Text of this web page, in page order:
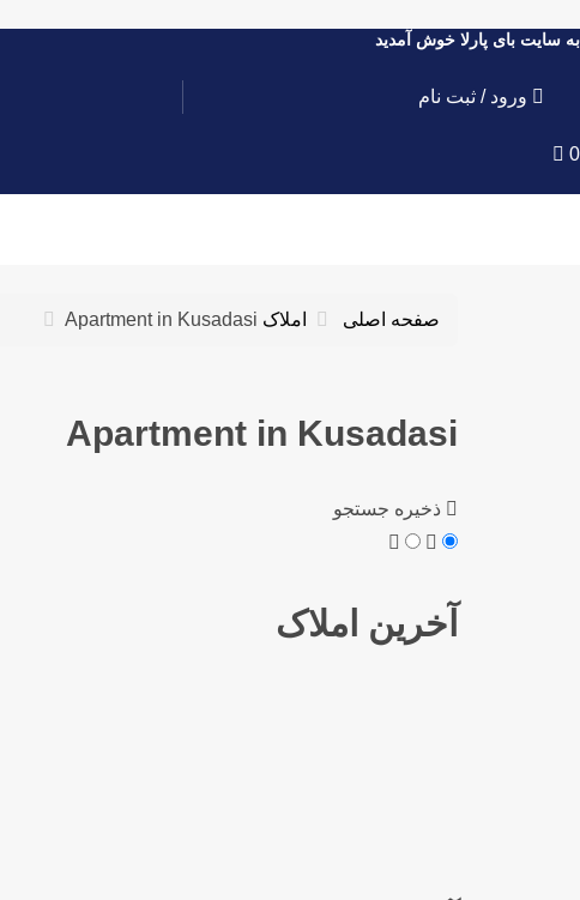
به سایت بای پارلا خوش آمدید
ورود/ ثبت نام
0
صفحه اصلی املاک Apartment in Kusadasi
Apartment in Kusadasi
ذخیره جستجو
آخرین املاک